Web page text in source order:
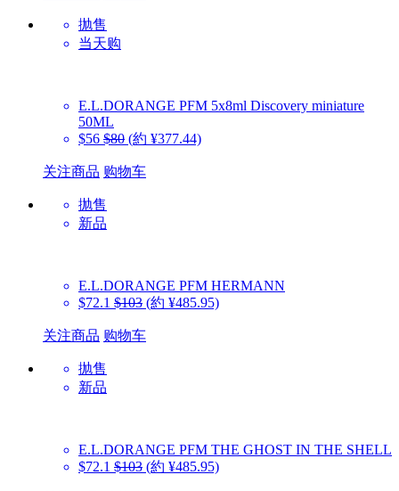
抛售
当天购
E.L.DORANGE PFM 5x8ml Discovery miniature
50ML
$56 $80 (約 ¥377.44)
关注商品 购物车
抛售
新品
E.L.DORANGE PFM HERMANN
$72.1 $103 (約 ¥485.95)
关注商品 购物车
抛售
新品
E.L.DORANGE PFM THE GHOST IN THE SHELL
$72.1 $103 (約 ¥485.95)